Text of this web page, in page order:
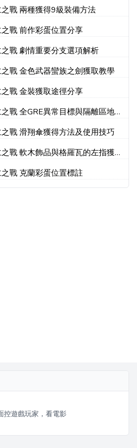
戰 兩種獲得9級裝備方法
戰 前作彩蛋位置分享
戰 劇情重要分支選項解析
戰 金色武器蠻族之劍獲取教學
戰 金裝獲取途徑分享
戰 全GRE異常目標與隔離區地
戰 滑翔傘獲得方法及使用技巧
戰 軟木飾品與格羅瓦的左指獲
戰 克蘭彩蛋位置標註
控遊戲玩家，看電影